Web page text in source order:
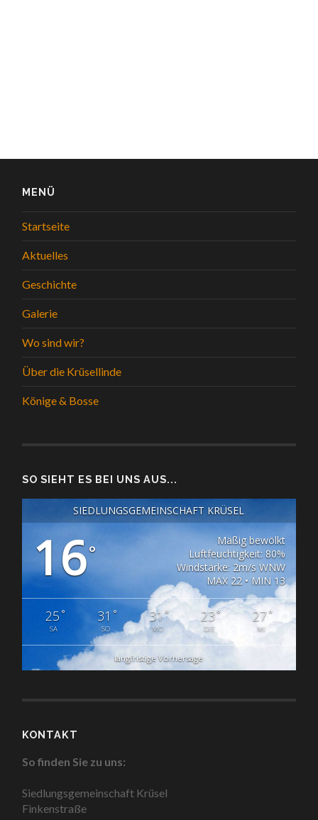
MENÜ
Startseite
Aktuelles
Geschichte
Galerie
Wo sind wir?
Über die Krüsellinde
Könige & Bosse
SO SIEHT ES BEI UNS AUS...
SIEDLUNGSGEMEINSCHAFT KRÜSEL
16°
Mäßig bewölkt
Luftfeuchtigkeit: 80%
Windstärke: 2m/s WNW
MAX 22 • MIN 13
25°
SA
31 °
SO
31°
MO
23°
DIE
27°
MI
langfristige Vorhersage
KONTAKT
So finden Sie zu uns:
Siedlungsgemeinschaft Krüsel
Finkenstraße